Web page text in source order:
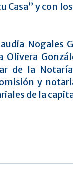
Casa” y con
Nogales
Olivera
de la
y
de la